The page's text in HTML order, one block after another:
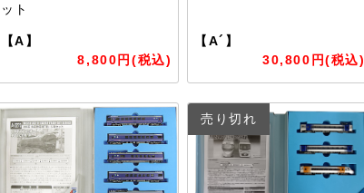
ット
【A】
8,800円(税込)
【A´】
30,800円(税込)
売り切れ